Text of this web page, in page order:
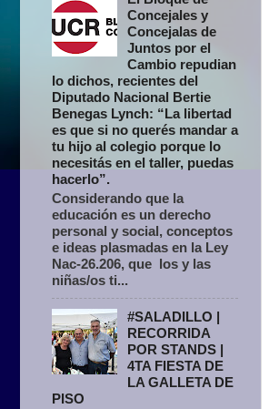
Concejales y
Concejalas de
Juntos por el
Cambio repudian
lo dichos, recientes del
Diputado Nacional Bertie
Benegas Lynch: “La libertad
es que si no querés mandar a
tu hijo al colegio porque lo
necesitás en el taller, puedas
hacerlo”.
Considerando que la
educación es un derecho
personal y social, conceptos
e ideas plasmadas en la Ley
Nac-26.206, que los y las
niñas/os ti...
#SALADILLO |
RECORRIDA
POR STANDS |
4TA FIESTA DE
LA GALLETA DE
PISO